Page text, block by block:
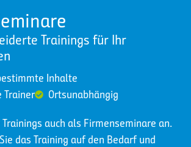
Trainings für Ihr
Inhalte
Ortsunabhängig
auch als Firmenseminare an.
das Training auf den Bedarf und